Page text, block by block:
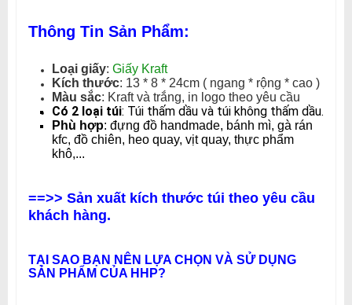
Thông Tin Sản Phẩm:
Loại giấy: Giấy Kraft
Kích thước: 13 * 8 * 24cm ( ngang * rộng * cao )
Màu sắc: Kraft và trắng, in logo theo yêu cầu
Có 2 loại túi: Túi thấm dầu và túi không thấm dầu.
Phù hợp: đựng đồ handmade, bánh mì, gà rán
kfc, đồ chiên, heo quay, vịt quay, thực phẩm
khô,...
==>> Sản xuất kích thước túi theo yêu cầu
khách hàng.
TẠI SAO BẠN NÊN LỰA CHỌN VÀ SỬ DỤNG
SẢN PHẨM CỦA HHP?